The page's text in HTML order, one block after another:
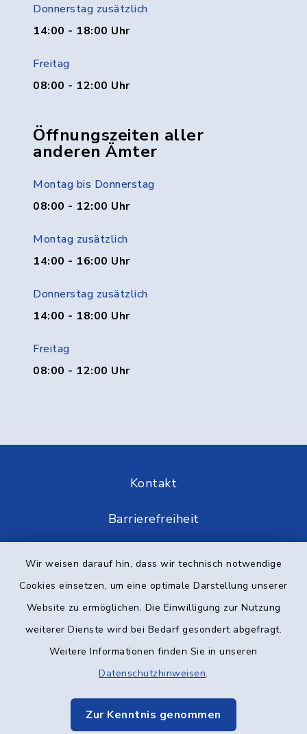
Wir weisen darauf hin, dass wir technisch notwendige
Cookies einsetzen, um eine optimale Darstellung unserer
Website zu ermöglichen. Die Einwilligung zur Nutzung
weiterer Dienste wird bei Bedarf gesondert abgefragt.
Weitere Informationen finden Sie in unseren
Datenschutzhinweisen.
Zur Kenntnis genommen
Donnerstag zusätzlich
14:00 - 18:00 Uhr
Freitag
08:00 - 12:00 Uhr
Öffnungszeiten aller
anderen Ämter
Montag bis Donnerstag
08:00 - 12:00 Uhr
Montag zusätzlich
14:00 - 16:00 Uhr
Donnerstag zusätzlich
14:00 - 18:00 Uhr
Freitag
08:00 - 12:00 Uhr
Kontakt
Barrierefreiheit
Impressum
Elektronische Kommunikation
Cookie-Einstellungen